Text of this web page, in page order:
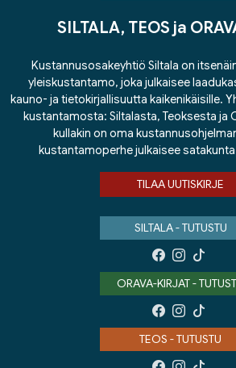
SILTALA, TEOS ja
Kustannusosakeyhtiö Siltala on
yleiskustantamo, joka julkaisee
kauno- ja tietokirjallisuutta kaikenikäisille.
kustantamosta: Siltalasta, Teoksesta ja
kullakin on oma
kustantamoperhe julkaisee
TILAA UUTISKIRJE
SILTALA - TUTUSTU
ORAVA-KIRJAT -
TEOS - TUTUSTU